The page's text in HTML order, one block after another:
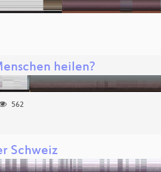
heilen?
562
Schweiz